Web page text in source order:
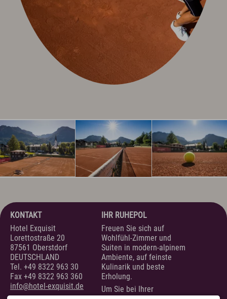
Musik im Hotel
Kunst im Hotel
Info & Service
Wissenswertes & AGB
Oberstdorf im Allgäu
Sommer Aktiv
Winter Aktiv
Oberstdorf in Bewegtbildern
Webcams & Wetterbericht
Newsletter & Downloads Wissenswertes & AGB
Jobs & Karriere
Presse
Anreise
English
Kontakt E-Mail Tel.: 08322 963 30
KONTAKT
Hotel Exquisit
Lorettostraße 20
87561 Oberstdorf
DEUTSCHLAND
Tel. +49 8322 963 30
Fax +49 8322 963 360
info@hotel-exquisit.de
IHR RUHEPOL
Freuen Sie sich auf
Wohlfühl-Zimmer und
Suiten in modern-alpinem
Ambiente, auf feinste
Kulinarik und beste
Erholung.
Um Sie bei Ihrer